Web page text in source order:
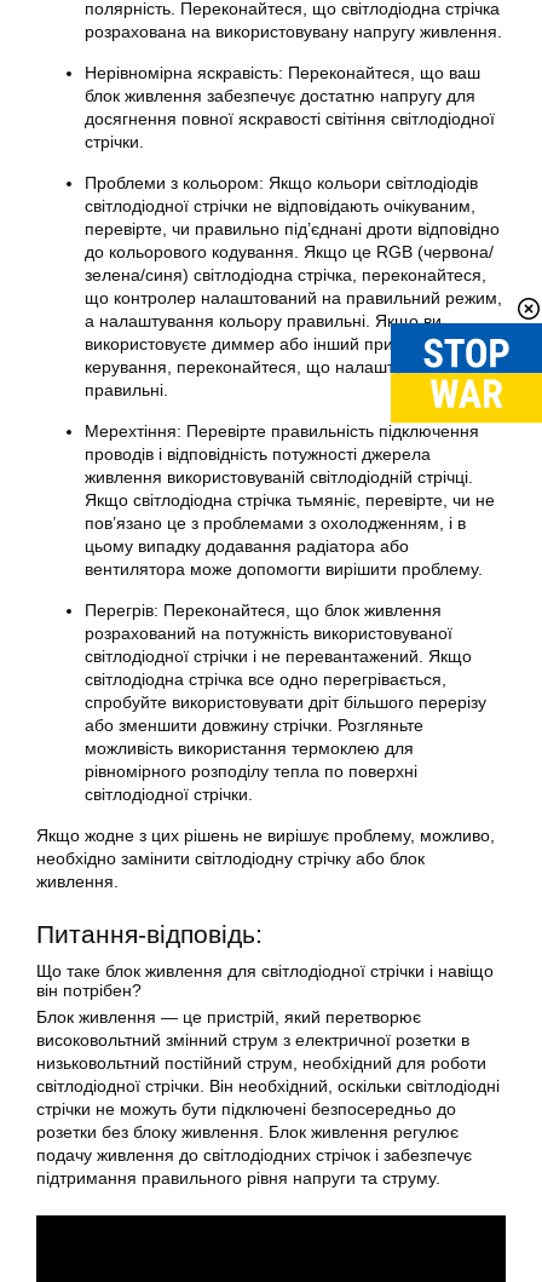
полярність. Переконайтеся, що світлодіодна стрічка
розрахована на використовувану напругу живлення.
Нерівномірна яскравість: Переконайтеся, що ваш
блок живлення забезпечує достатню напругу для
досягнення повної яскравості світіння світлодіодної
стрічки.
Проблеми з кольором: Якщо кольори світлодіодів
світлодіодної стрічки не відповідають очікуваним,
перевірте, чи правильно під’єднані дроти відповідно
до кольорового кодування. Якщо це RGB (червона/
зелена/синя) світлодіодна стрічка, переконайтеся,
що контролер налаштований на правильний режим,
а налаштування кольору правильні. Якщо ви
використовуєте диммер або інший пристрій
керування, переконайтеся, що налаштування
правильні.
Мерехтіння: Перевірте правильність підключення
проводів і відповідність потужності джерела
живлення використовуваній світлодіодній стрічці.
Якщо світлодіодна стрічка тьмяніє, перевірте, чи не
пов’язано це з проблемами з охолодженням, і в
цьому випадку додавання радіатора або
вентилятора може допомогти вирішити проблему.
Перегрів: Переконайтеся, що блок живлення
розрахований на потужність використовуваної
світлодіодної стрічки і не перевантажений. Якщо
світлодіодна стрічка все одно перегрівається,
спробуйте використовувати дріт більшого перерізу
або зменшити довжину стрічки. Розгляньте
можливість використання термоклею для
рівномірного розподілу тепла по поверхні
світлодіодної стрічки.
Якщо жодне з цих рішень не вирішує проблему, можливо,
необхідно замінити світлодіодну стрічку або блок
живлення.
Питання-відповідь:
Що таке блок живлення для світлодіодної стрічки і навіщо
він потрібен?
Блок живлення — це пристрій, який перетворює
високовольтний змінний струм з електричної розетки в
низьковольтний постійний струм, необхідний для роботи
світлодіодної стрічки. Він необхідний, оскільки світлодіодні
стрічки не можуть бути підключені безпосередньо до
розетки без блоку живлення. Блок живлення регулює
подачу живлення до світлодіодних стрічок і забезпечує
підтримання правильного рівня напруги та струму.